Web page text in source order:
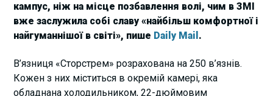
кампус, ніж на місце позбавлення волі, чим в ЗМІ
вже заслужила собі славу «найбільш комфортної і
найгуманнішої в світі», пише Daily Mail .
В’язниця «Сторстрем» розрахована на 250 в’язнів.
Кожен з них міститься в окремій камері, яка
обладнана холодильником, 22-дюймовим